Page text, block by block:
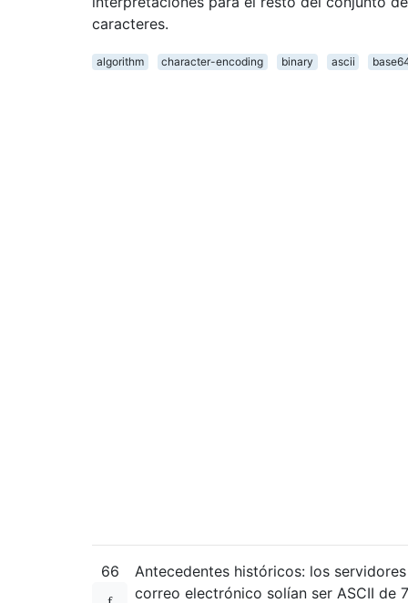
caracteres.
algorithm character-encoding binary ascii
66
Antecedentes históricos: los
correo electrónico solían ser ASCII de